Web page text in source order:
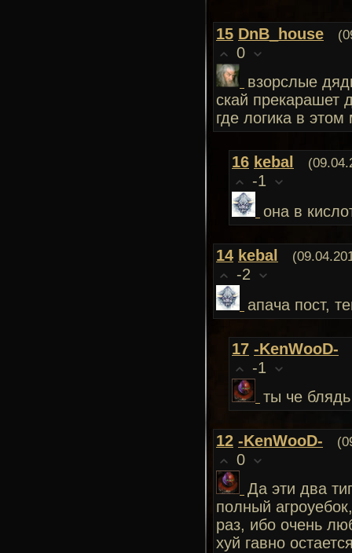
15 DnB_house
0
взорслые
скай прекарашет
где логика в этом
16 kebal
-1
она в
14 kebal
-2
апача пост,
17 -KenWooD-
-1
ты че
12 -KenWooD-
0
Да эти два
полный
раз, ибо очень
хуй гавно